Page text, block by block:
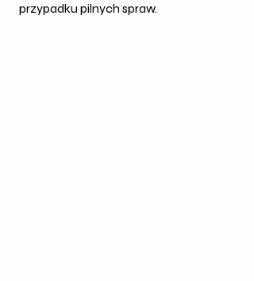
przypadku pilnych spraw.